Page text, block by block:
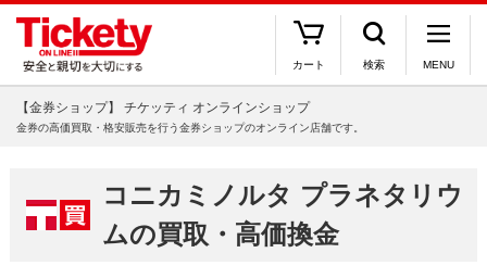
カート 検索 MENU
【金券ショップ】 チケッティ オンラインショップ
金券の高価買取・格安販売を行う金券ショップのオンライン店舗です。
コニカミノルタ プラネタリウ
ムの買取・高価換金